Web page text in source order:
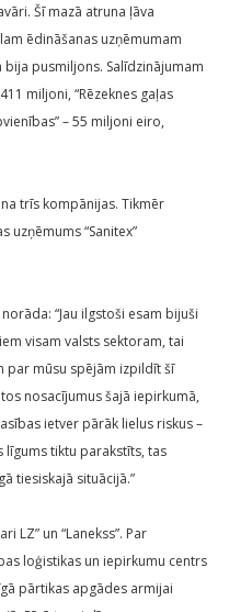
Šī mazā atruna ļāva
ēdināšanas uzņēmumam
bija pusmiljons. Salīdzinājumam
miljoni, “Rēzeknes gaļas
– 55 miljoni eiro,
trīs kompānijas. Tikmēr
uzņēmums “Sanitex”
“Jau ilgstoši esam bijuši
visam valsts sektoram, tai
par mūsu spējām izpildīt šī
nosacījumus šajā iepirkumā,
ietver pārāk lielus riskus –
līgums tiktu parakstīts, tas
tiesiskajā situācijā.”
LZ” un “Lanekss”. Par
loģistikas un iepirkumu centrs
pārtikas apgādes armijai